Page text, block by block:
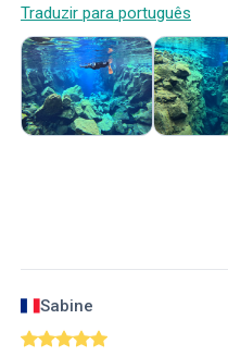
Traduzir para português
Sabine